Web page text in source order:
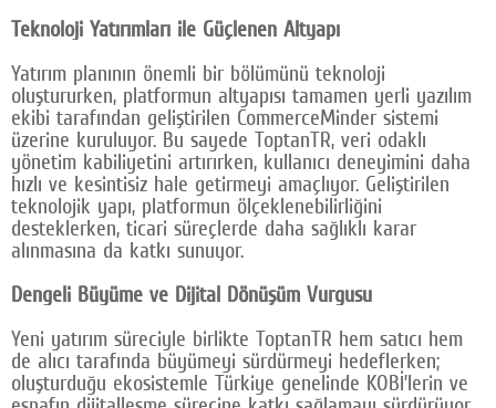
Teknoloji Yatırımları ile Güçlenen Altyapı
Yatırım planının önemli bir bölümünü teknoloji
oluştururken, platformun altyapısı tamamen yerli yazılım
ekibi tarafından geliştirilen CommerceMinder sistemi
üzerine kuruluyor. Bu sayede ToptanTR, veri odaklı
yönetim kabiliyetini artırırken, kullanıcı deneyimini daha
hızlı ve kesintisiz hale getirmeyi amaçlıyor. Geliştirilen
teknolojik yapı, platformun ölçeklenebilirliğini
desteklerken, ticari süreçlerde daha sağlıklı karar
alınmasına da katkı sunuyor.
Dengeli Büyüme ve Dijital Dönüşüm Vurgusu
Yeni yatırım süreciyle birlikte ToptanTR hem satıcı hem
de alıcı tarafında büyümeyi sürdürmeyi hedeflerken;
oluşturduğu ekosistemle Türkiye genelinde KOBİ’lerin ve